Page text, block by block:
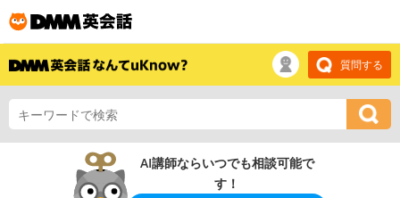
質問する
AI講師ならいつでも相談可能で
す！